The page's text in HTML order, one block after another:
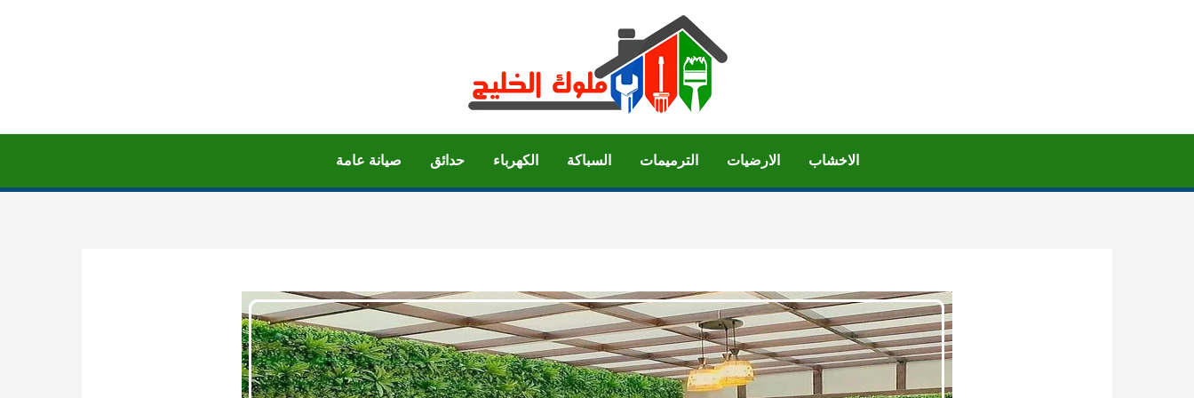
الاخشاب الارضيات الترميمات السباكة الكهرباء حدائق صيانة عامة